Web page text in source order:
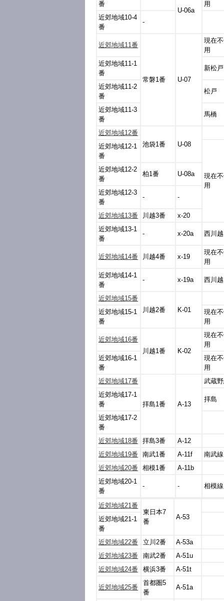
番
U-06a
用
近郊地域10-4
番
-
近郊地域11番
常磐1番 U-07
現在
用
近郊地域11-1
番
新松戸
近郊地域11-2
番
松戸
近郊地域11-3
番
馬橋
近郊地域12番
池袋1番
U-08
近郊地域12-1
番
現在
用
近郊地域12-2
番
柏1番 U-08a
近郊地域12-3
番
- -
近郊地域13番 川越3番
x-20
近郊地域13-1
番
- x-20a 西川越
近郊地域14番 川越4番 x-19
現在
用
近郊地域14-1
番
- x-19a 西川越
近郊地域15番
川越2番
K-01
近郊地域15-1
番
現在
用
近郊地域16番
川越1番
K-02
現在
用
近郊地域16-1
番
現在
用
近郊地域17番
拝島1番 A-13
武蔵
近郊地域17-1
番
拝島
近郊地域17-2
番
近郊地域18番
拝島3番
A-12
近郊地域19番
南武1番 A-11f
南武線
近郊地域20番
相模1番
A-11b
近郊地域20-1
番
- - 相模線
近郊地域21番
東日本7
番
A-53
近郊地域21-1
番
近郊地域22番
立川2番
A-53a
近郊地域23番
南武2番
A-51u
近郊地域24番
横浜3番 A-51t
近郊地域25番
首都圏5
番
A-51a